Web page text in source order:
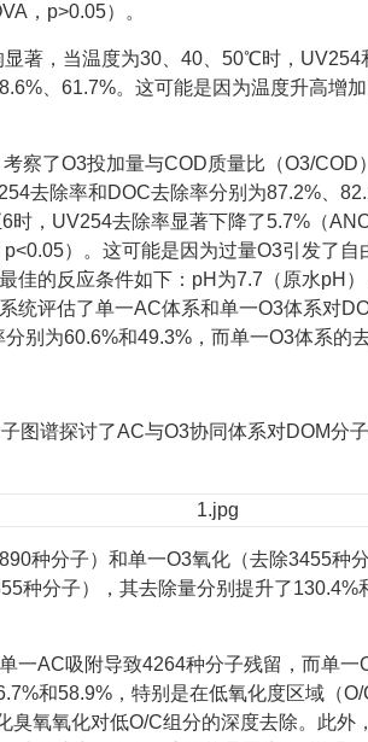
，p>0.05）。
著，当温度为30、40、50℃时，UV254
、61.7%。这可能是因为温度升高增
察了O3投加量与COD质量比（O3/COD
去除率和DOC去除率分别为87.2%、
时，UV254去除率显著下降了5.7%（
）。这可能是因为过量O3引发了
佳的反应条件如下：pH为7.7（原水pH
统评估了单一AC体系和单一O3体系对
别为60.6%和49.3%，而单一O3体系的
图谱探讨了AC与O3协同体系对DOM分
种分子）和单一O3氧化（去除3455种
种分子），其去除量分别提升了
一AC吸附导致4264种分子残留，而单一
和58.9%，特别是在低氧化度区域（
臭氧氧化对低O/C组分的深度去除。此外